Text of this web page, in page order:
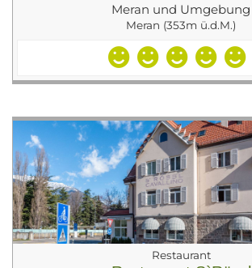
Meran und Umgebung
Meran (353m ü.d.M.)
Restaurant